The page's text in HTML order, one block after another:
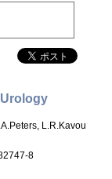
L.R.Kavou
8